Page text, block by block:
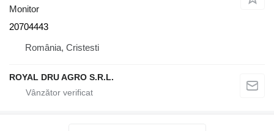
Monitor
20704443
România, Cristesti
ROYAL DRU AGRO S.R.L.